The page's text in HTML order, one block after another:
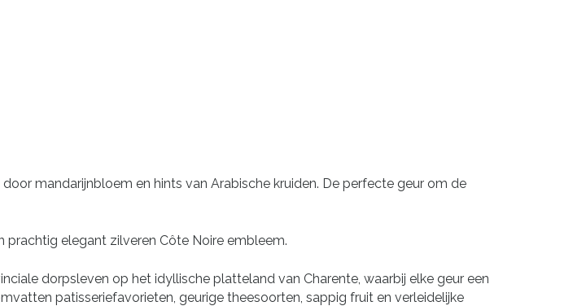
mandarijnbloem en hints van Arabische kruiden. De perfecte geur om de
prachtig elegant zilveren Côte Noire embleem.
dorpsleven op het idyllische platteland van Charente, waarbij elke geur een
patisseriefavorieten, geurige theesoorten, sappig fruit en verleidelijke